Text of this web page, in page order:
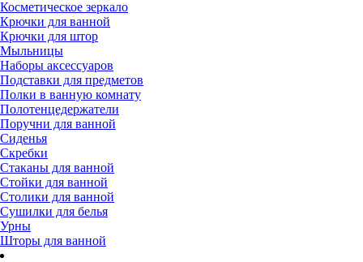
Косметическое зеркало
Крючки для ванной
Крючки для штор
Мыльницы
Наборы аксессуаров
Подставки для предметов
Полки в ванную комнату
Полотенцедержатели
Поручни для ванной
Сиденья
Скребки
Стаканы для ванной
Стойки для ванной
Столики для ванной
Сушилки для белья
Урны
Шторы для ванной